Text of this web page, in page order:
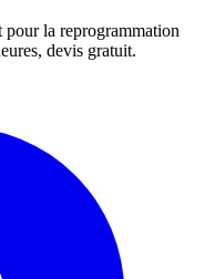
pour la reprogrammation
devis gratuit.